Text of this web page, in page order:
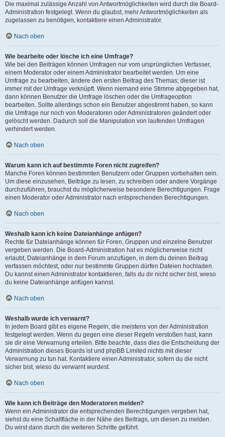
Die maximal zulässige Anzahl von Antwortmöglichkeiten wird durch die Board-
Administration festgelegt. Wenn du glaubst, mehr Antwortmöglichkeiten als
zugelassen zu benötigen, kontaktiere einen Administrator.
Nach oben
Wie bearbeite oder lösche ich eine Umfrage?
Wie bei den Beiträgen können Umfragen nur vom ursprünglichen Verfasser,
einem Moderator oder einem Administrator bearbeitet werden. Um eine
Umfrage zu bearbeiten, ändere den ersten Beitrag des Themas; dieser ist
immer mit der Umfrage verknüpft. Wenn niemand eine Stimme abgegeben hat,
dann können Benutzer die Umfrage löschen oder die Umfrageoption
bearbeiten. Sollte allerdings schon ein Benutzer abgestimmt haben, so kann
die Umfrage nur noch von Moderatoren oder Administratoren geändert oder
gelöscht werden. Dadurch soll die Manipulation von laufenden Umfragen
verhindert werden.
Nach oben
Warum kann ich auf bestimmte Foren nicht zugreifen?
Manche Foren können bestimmten Benutzern oder Gruppen vorbehalten sein.
Um diese einzusehen, Beiträge zu lesen, zu schreiben oder andere Vorgänge
durchzuführen, brauchst du möglicherweise besondere Berechtigungen. Frage
einen Moderator oder Administrator nach entsprechenden Berechtigungen.
Nach oben
Weshalb kann ich keine Dateianhänge anfügen?
Rechte für Dateianhänge können für Foren, Gruppen und einzelne Benutzer
vergeben werden. Die Board-Administration hat es möglicherweise nicht
erlaubt, Dateianhänge in dem Forum anzufügen, in dem du deinen Beitrag
verfassen möchtest, oder nur bestimmte Gruppen dürfen Dateien hochladen.
Du kannst einen Administrator kontaktieren, falls du dir nicht sicher bist, wieso
du keine Dateianhänge anfügen kannst.
Nach oben
Weshalb wurde ich verwarnt?
In jedem Board gibt es eigene Regeln, die meistens von der Administration
festgelegt werden. Wenn du gegen eine dieser Regeln verstoßen hast, kann
sie dir eine Verwarnung erteilen. Bitte beachte, dass dies die Entscheidung der
Administration dieses Boards ist und phpBB Limited nichts mit dieser
Verwarnung zu tun hat. Kontaktiere einen Administrator, sofern du die nicht
sicher bist, wieso du verwarnt wurdest.
Nach oben
Wie kann ich Beiträge den Moderatoren melden?
Wenn ein Administrator die entsprechenden Berechtigungen vergeben hat,
siehst du eine Schaltfläche in der Nähe des Beitrags, um diesen zu melden.
Du wirst dann durch die weiteren Schritte geführt.